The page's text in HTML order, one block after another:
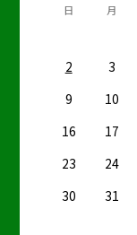
日 月
2
3
9
10
16
17
23
24
30
31